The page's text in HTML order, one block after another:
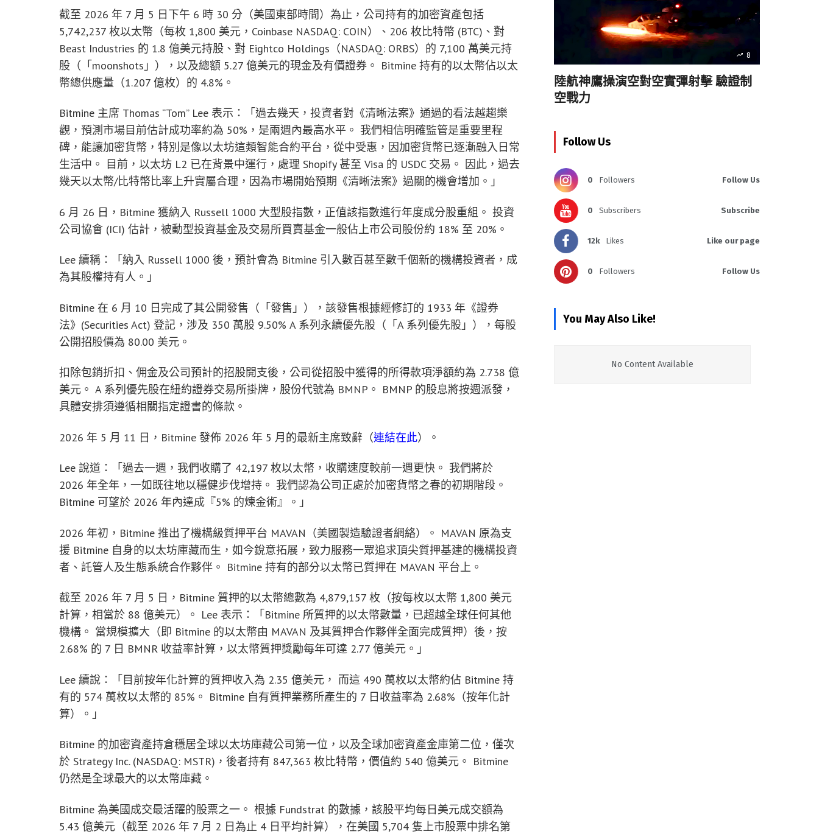
截至 2026 年 7 月 5 日下午 6 時 30 分（美國東部時間）為止，公司持有的加密資產包括
5,742,237 枚以太幣（每枚 1,800 美元，Coinbase NASDAQ: COIN）、206 枚比特幣 (BTC)、對
Beast Industries 的 1.8 億美元持股、對 Eightco Holdings（NASDAQ: ORBS）的 7,100 萬美元持
股（「moonshots」），以及總額 5.27 億美元的現金及有價證券。 Bitmine 持有的以太幣佔以太
幣總供應量（1.207 億枚）的 4.8%。
Bitmine 主席 Thomas “Tom” Lee 表示：「過去幾天，投資者對《清晰法案》通過的看法越趨樂
觀，預測市場目前估計成功率約為 50%，是兩週內最高水平。 我們相信明確監管是重要里程
碑，能讓加密貨幣，特別是像以太坊這類智能合約平台，從中受惠，因加密貨幣已逐漸融入日常
生活中。 目前，以太坊 L2 已在背景中運行，處理 Shopify 甚至 Visa 的 USDC 交易。 因此，過去
幾天以太幣/比特幣比率上升實屬合理，因為市場開始預期《清晰法案》過關的機會增加。」
6 月 26 日，Bitmine 獲納入 Russell 1000 大型股指數，正值該指數進行年度成分股重組。 投資
公司協會 (ICI) 估計，被動型投資基金及交易所買賣基金一般佔上市公司股份約 18% 至 20%。
Lee 續稱：「納入 Russell 1000 後，預計會為 Bitmine 引入數百甚至數千個新的機構投資者，成
為其股權持有人。」
Bitmine 在 6 月 10 日完成了其公開發售（「發售」），該發售根據經修訂的 1933 年《證券
法》(Securities Act) 登記，涉及 350 萬股 9.50% A 系列永續優先股（「A 系列優先股」），每股
公開招股價為 80.00 美元。
扣除包銷折扣、佣金及公司預計的招股開支後，公司從招股中獲得的所得款項淨額約為 2.738 億
美元。 A 系列優先股在紐約證券交易所掛牌，股份代號為 BMNP。 BMNP 的股息將按週派發，
具體安排須遵循相關指定證書的條款。
2026 年 5 月 11 日，Bitmine 發佈 2026 年 5 月的最新主席致辭（連結在此）。
Lee 說道：「過去一週，我們收購了 42,197 枚以太幣，收購速度較前一週更快。 我們將於
2026 年全年，一如既往地以穩健步伐增持。 我們認為公司正處於加密貨幣之春的初期階段。
Bitmine 可望於 2026 年內達成『5% 的煉金術』。」
2026 年初，Bitmine 推出了機構級質押平台 MAVAN（美國製造驗證者網絡）。 MAVAN 原為支
援 Bitmine 自身的以太坊庫藏而生，如今銳意拓展，致力服務一眾追求頂尖質押基建的機構投資
者、託管人及生態系統合作夥伴。 Bitmine 持有的部分以太幣已質押在 MAVAN 平台上。
截至 2026 年 7 月 5 日，Bitmine 質押的以太幣總數為 4,879,157 枚（按每枚以太幣 1,800 美元
計算，相當於 88 億美元）。 Lee 表示：「Bitmine 所質押的以太幣數量，已超越全球任何其他
機構。 當規模擴大（即 Bitmine 的以太幣由 MAVAN 及其質押合作夥伴全面完成質押）後，按
2.68% 的 7 日 BMNR 收益率計算，以太幣質押獎勵每年可達 2.77 億美元。」
Lee 續說：「目前按年化計算的質押收入為 2.35 億美元， 而這 490 萬枚以太幣約佔 Bitmine 持
有的 574 萬枚以太幣的 85%。 Bitmine 自有質押業務所產生的 7 日收益率為 2.68%（按年化計
算）。」
Bitmine 的加密資產持倉穩居全球以太坊庫藏公司第一位，以及全球加密資產金庫第二位，僅次
於 Strategy Inc. (NASDAQ: MSTR)，後者持有 847,363 枚比特幣，價值約 540 億美元。 Bitmine
仍然是全球最大的以太幣庫藏。
Bitmine 為美國成交最活躍的股票之一。 根據 Fundstrat 的數據，該股平均每日美元成交額為
5.43 億美元（截至 2026 年 7 月 2 日為止 4 日平均計算），在美國 5,704 隻上市股票中排名第
8
陸航神鷹操演空對空實彈射擊 驗證制
空戰力
Follow Us
0 Followers Follow Us
0 Subscribers Subscribe
12k Likes Like our page
0 Followers Follow Us
You May Also Like!
No Content Available